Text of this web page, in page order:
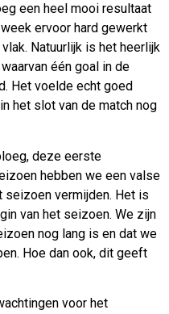
een heel mooi resultaat
ervoor hard gewerkt
Natuurlijk is het heerlijk
één goal in de
Het voelde echt goed
het slot van de match nog
deze eerste
hebben we een valse
vermijden. Het is
van het seizoen. We zijn
nog lang is en dat we
Hoe dan ook, dit geeft
voor het